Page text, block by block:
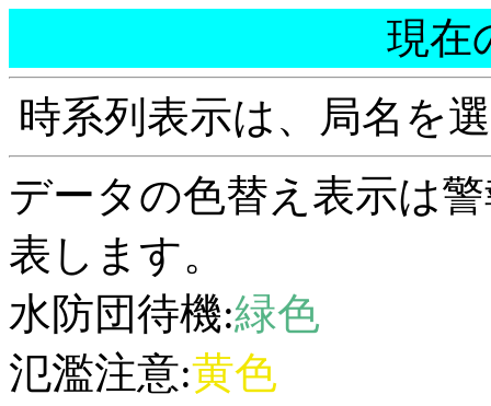
現在
時系列表示は、局名を
データの色替え表示は
表します。
水防団待機:緑色
氾濫注意:黄色